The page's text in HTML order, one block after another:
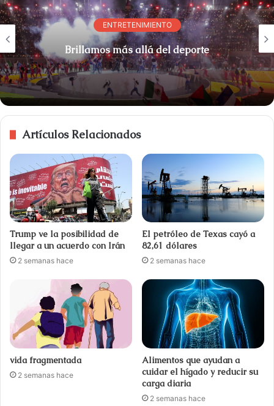
ENTRETENIMIENTO
Brillamos más allá del deporte
Artículos Relacionados
Trump ve la posibilidad de
llegar a un acuerdo con Irán
2 semanas hace
El petróleo de Texas cayó a
82,61 dólares
2 semanas hace
vida fragmentada
2 semanas hace
Alimentos que ayudan a
cuidar el hígado y reducir su
carga diaria
2 semanas hace